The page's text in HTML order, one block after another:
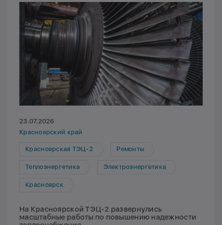
23.07.2026
Красноярский край
Красноярская ТЭЦ-2 Ремонты
Теплоэнергетика Электроэнергетика
Красноярск
На Красноярской ТЭЦ-2 развернулись
масштабные работы по повышению надежности